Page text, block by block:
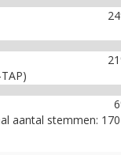
aantal stemmen: 170